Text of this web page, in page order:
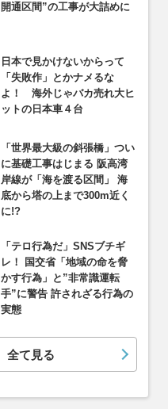
開通区間”の工事が大詰めに
日本で見かけないからって
「失敗作」とかナメるな
よ！ 海外じゃバカ売れ大ヒ
ットの日本車４台
「世界最大級の斜張橋」つい
に基礎工事はじまる 阪高湾
岸線が「海を渡る区間」 海
底から塔の上まで300m近く
に!?
「テロ行為だ」SNSブチギ
レ！ 国交省「地域の命を脅
かす行為」と”非常識運転
手”に警告 許されざる行為の
実態
全て見る